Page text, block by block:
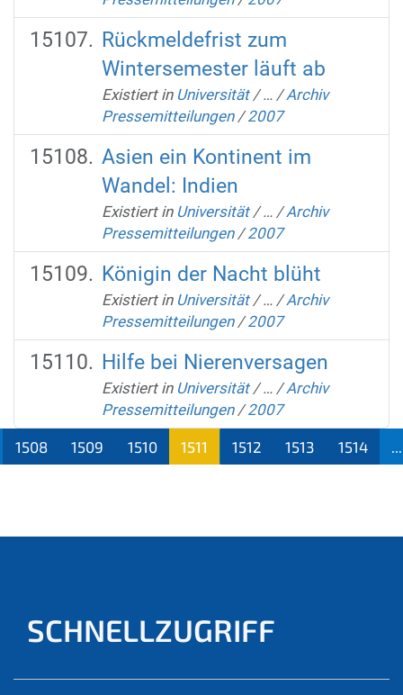
Rückmeldefrist zum
Wintersemester läuft ab
Existiert in Universität /… /Archiv
Pressemitteilungen /2007
Asien ein Kontinent im
Wandel: Indien
Existiert in Universität /… /Archiv
Pressemitteilungen /2007
Königin der Nacht blüht
Existiert in Universität /… /Archiv
Pressemitteilungen /2007
Hilfe bei Nierenversagen
Existiert in Universität /… /Archiv
Pressemitteilungen /2007
1508 1509 1510
1511
1512 1513 1514
SCHNELLZUGRIFF